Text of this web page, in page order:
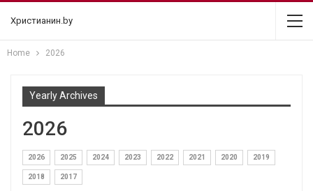
Христианин.by
Home 2026
Yearly Archives
2026
2026 2025 2024 2023 2022 2021 2020 2019
2018 2017